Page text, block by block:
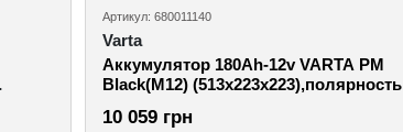
Артикул: 680011140
Varta
Аккумулятор 180Ah-12v VARTA PM
Black(M12) (513х223х223),полярность
10 059 грн